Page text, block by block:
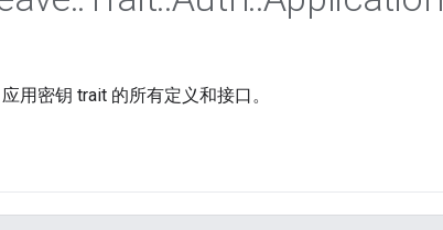
用密钥 trait 的所有定义和接口。